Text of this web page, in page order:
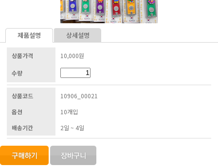
제품설명 상세설명
상품가격 10,000원
수량
상품코드
10906_00021
옵션
10개입
배송기간
2일 ~ 4일